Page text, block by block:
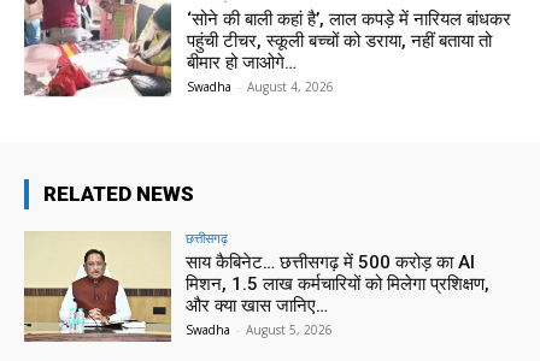
‘सोने की बाली कहां है’, लाल कपड़े में नारियल बांधकर
पहुंची टीचर, स्कूली बच्चों को डराया, नहीं बताया तो
बीमार हो जाओगे…
Swadha - August 4, 2026
RELATED NEWS
छत्तीसगढ़
साय कैबिनेट… छत्तीसगढ़ में 500 करोड़ का AI
मिशन, 1.5 लाख कर्मचारियों को मिलेगा प्रशिक्षण,
और क्या खास जानिए…
Swadha - August 5, 2026